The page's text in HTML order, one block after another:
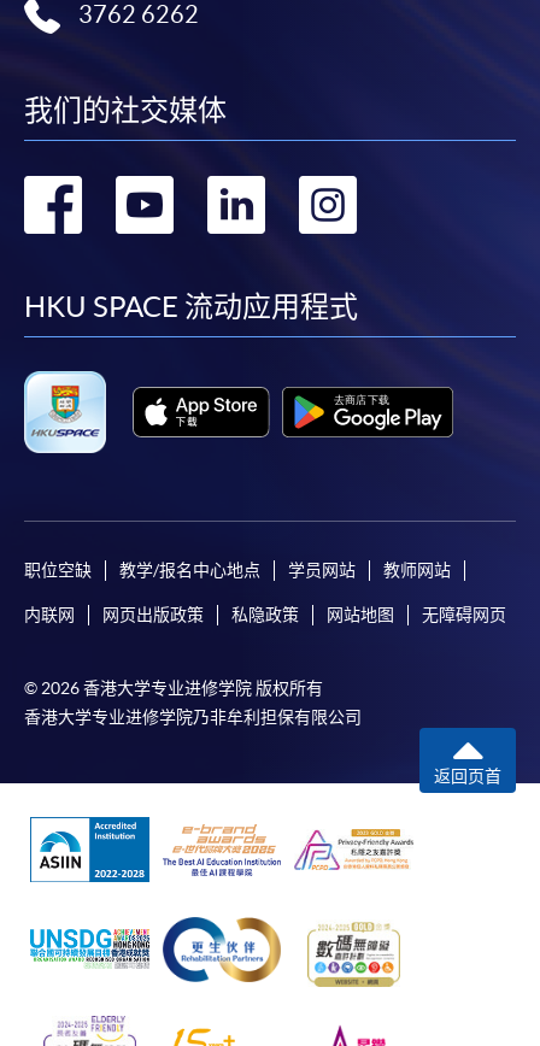
3762 6262
我们的社交媒体
转
facebook
转
youtube
转
linkedin
HKU SPACE 流动应用程式
职位空缺 教学/报名中心地点 学员网站 教师网站
内联网 网页出版政策 私隐政策 网站地图 无障碍网页
© 2026 香港大学专业进修学院 版权所有
香港大学专业进修学院乃非牟利担保有限公司
返回页首